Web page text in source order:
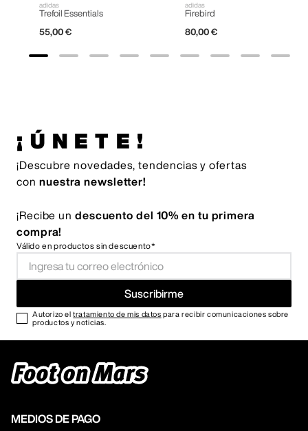
adidas
Trefoil Essentials
55,00 €
adidas
Firebird
80,00 €
¡ÚNETE!
¡Descubre novedades, tendencias y ofertas
con nuestra newsletter!
¡Recibe un descuento del 10% en tu primera
compra!
Válido en productos sin descuento*
Suscribirme
Autorizo eltratamiento de mis datos para recibir comunicaciones sobre
productos y noticias.
MEDIOS DE PAGO